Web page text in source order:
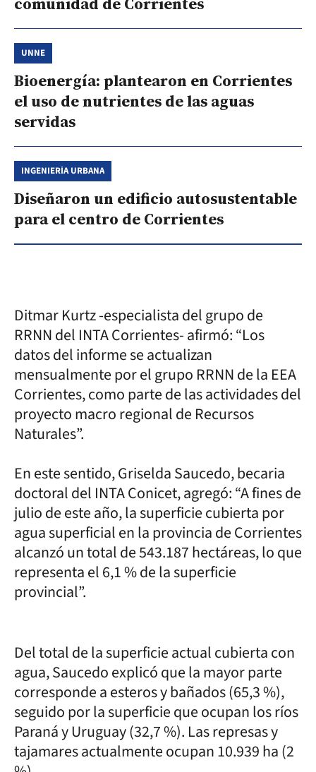
UNNE
Bioenergía: plantearon en Corrientes
el uso de nutrientes de las aguas
servidas
INGENIERÍA URBANA
Diseñaron un edificio autosustentable
para el centro de Corrientes
Ditmar Kurtz -especialista del grupo de
RRNN del INTA Corrientes- afirmó: “Los
datos del informe se actualizan
mensualmente por el grupo RRNN de la EEA
Corrientes, como parte de las actividades del
proyecto macro regional de Recursos
Naturales”.
En este sentido, Griselda Saucedo, becaria
doctoral del INTA Conicet, agregó: “A fines de
julio de este año, la superficie cubierta por
agua superficial en la provincia de Corrientes
alcanzó un total de 543.187 hectáreas, lo que
representa el 6,1 % de la superficie
provincial”.
Del total de la superficie actual cubierta con
agua, Saucedo explicó que la mayor parte
corresponde a esteros y bañados (65,3 %),
seguido por la superficie que ocupan los ríos
Paraná y Uruguay (32,7 %). Las represas y
tajamares actualmente ocupan 10.939 ha (2